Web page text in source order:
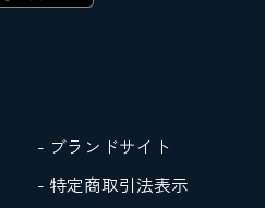
- ブランドサイト
- 特定商取引法表示